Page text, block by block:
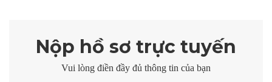
Nộp hồ sơ trực tuyến
Vui lòng điền đầy đủ thông tin của bạn